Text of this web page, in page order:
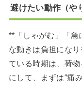
避けたい動作（や
**「しゃがむ」「急
な動きは負担にな
ている時期は、荷
にして、まずは“痛